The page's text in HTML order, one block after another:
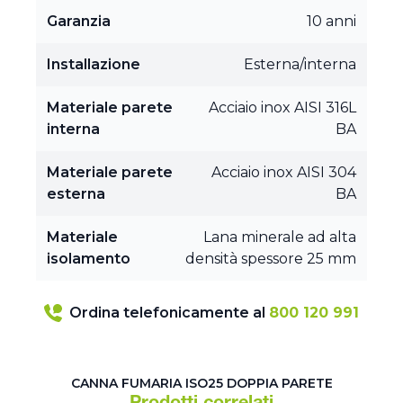
Garanzia 10 anni
Installazione Esterna/interna
Materiale parete
interna
Acciaio inox AISI 316L
BA
Materiale parete
esterna
Acciaio inox AISI 304
BA
Materiale
isolamento
Lana minerale ad alta
densità spessore 25 mm
Ordina telefonicamente al 800 120 991
CANNA FUMARIA ISO25 DOPPIA PARETE